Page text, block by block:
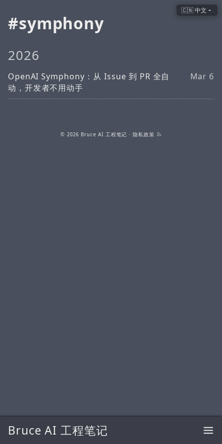
Bruce AI 工程笔记
🇨🇳 中文
symphony
2026
OpenAI Symphony：从 Issue 到 PR 全自
动，开发者不用动手
Mar 6
© 2026 Bruce AI 工程笔记 ·隐私政策